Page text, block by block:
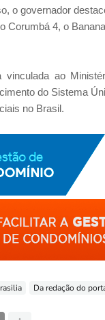
o governador
Corumbá 4, o
ao
do Sistema
no Brasil.
Da redação do